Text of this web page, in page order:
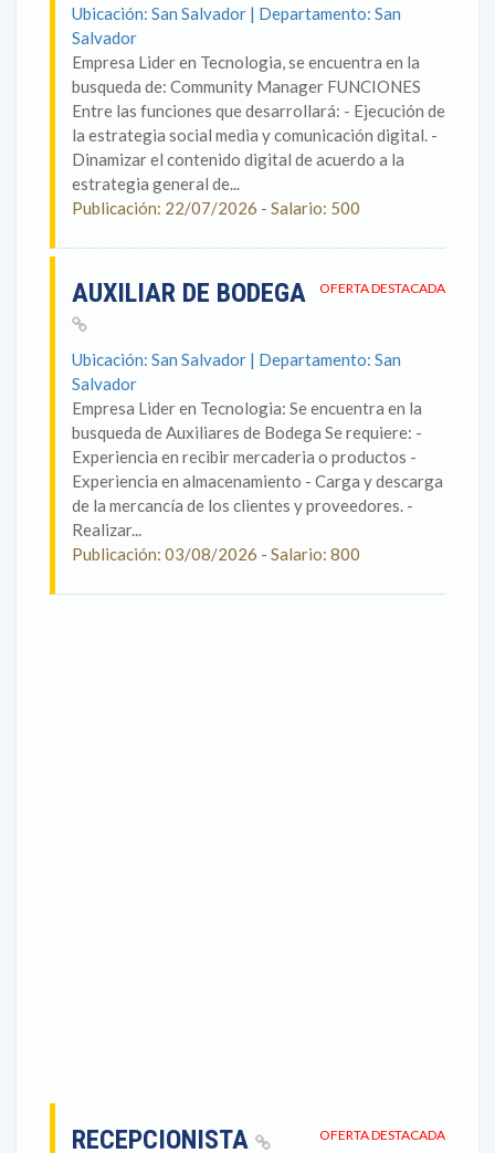
Ubicación: San Salvador | Departamento: San
Salvador
Empresa Lider en Tecnologia, se encuentra en la
busqueda de: Community Manager FUNCIONES
Entre las funciones que desarrollará: - Ejecución de
la estrategia social media y comunicación digital. -
Dinamizar el contenido digital de acuerdo a la
estrategia general de...
Publicación: 22/07/2026 - Salario: 500
OFERTA DESTACADA
AUXILIAR DE BODEGA
Ubicación: San Salvador | Departamento: San
Salvador
Empresa Lider en Tecnologia: Se encuentra en la
busqueda de Auxiliares de Bodega Se requiere: -
Experiencia en recibir mercaderia o productos -
Experiencia en almacenamiento - Carga y descarga
de la mercancía de los clientes y proveedores. -
Realizar...
Publicación: 03/08/2026 - Salario: 800
OFERTA DESTACADA
RECEPCIONISTA